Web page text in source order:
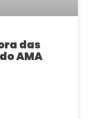
das
AMA